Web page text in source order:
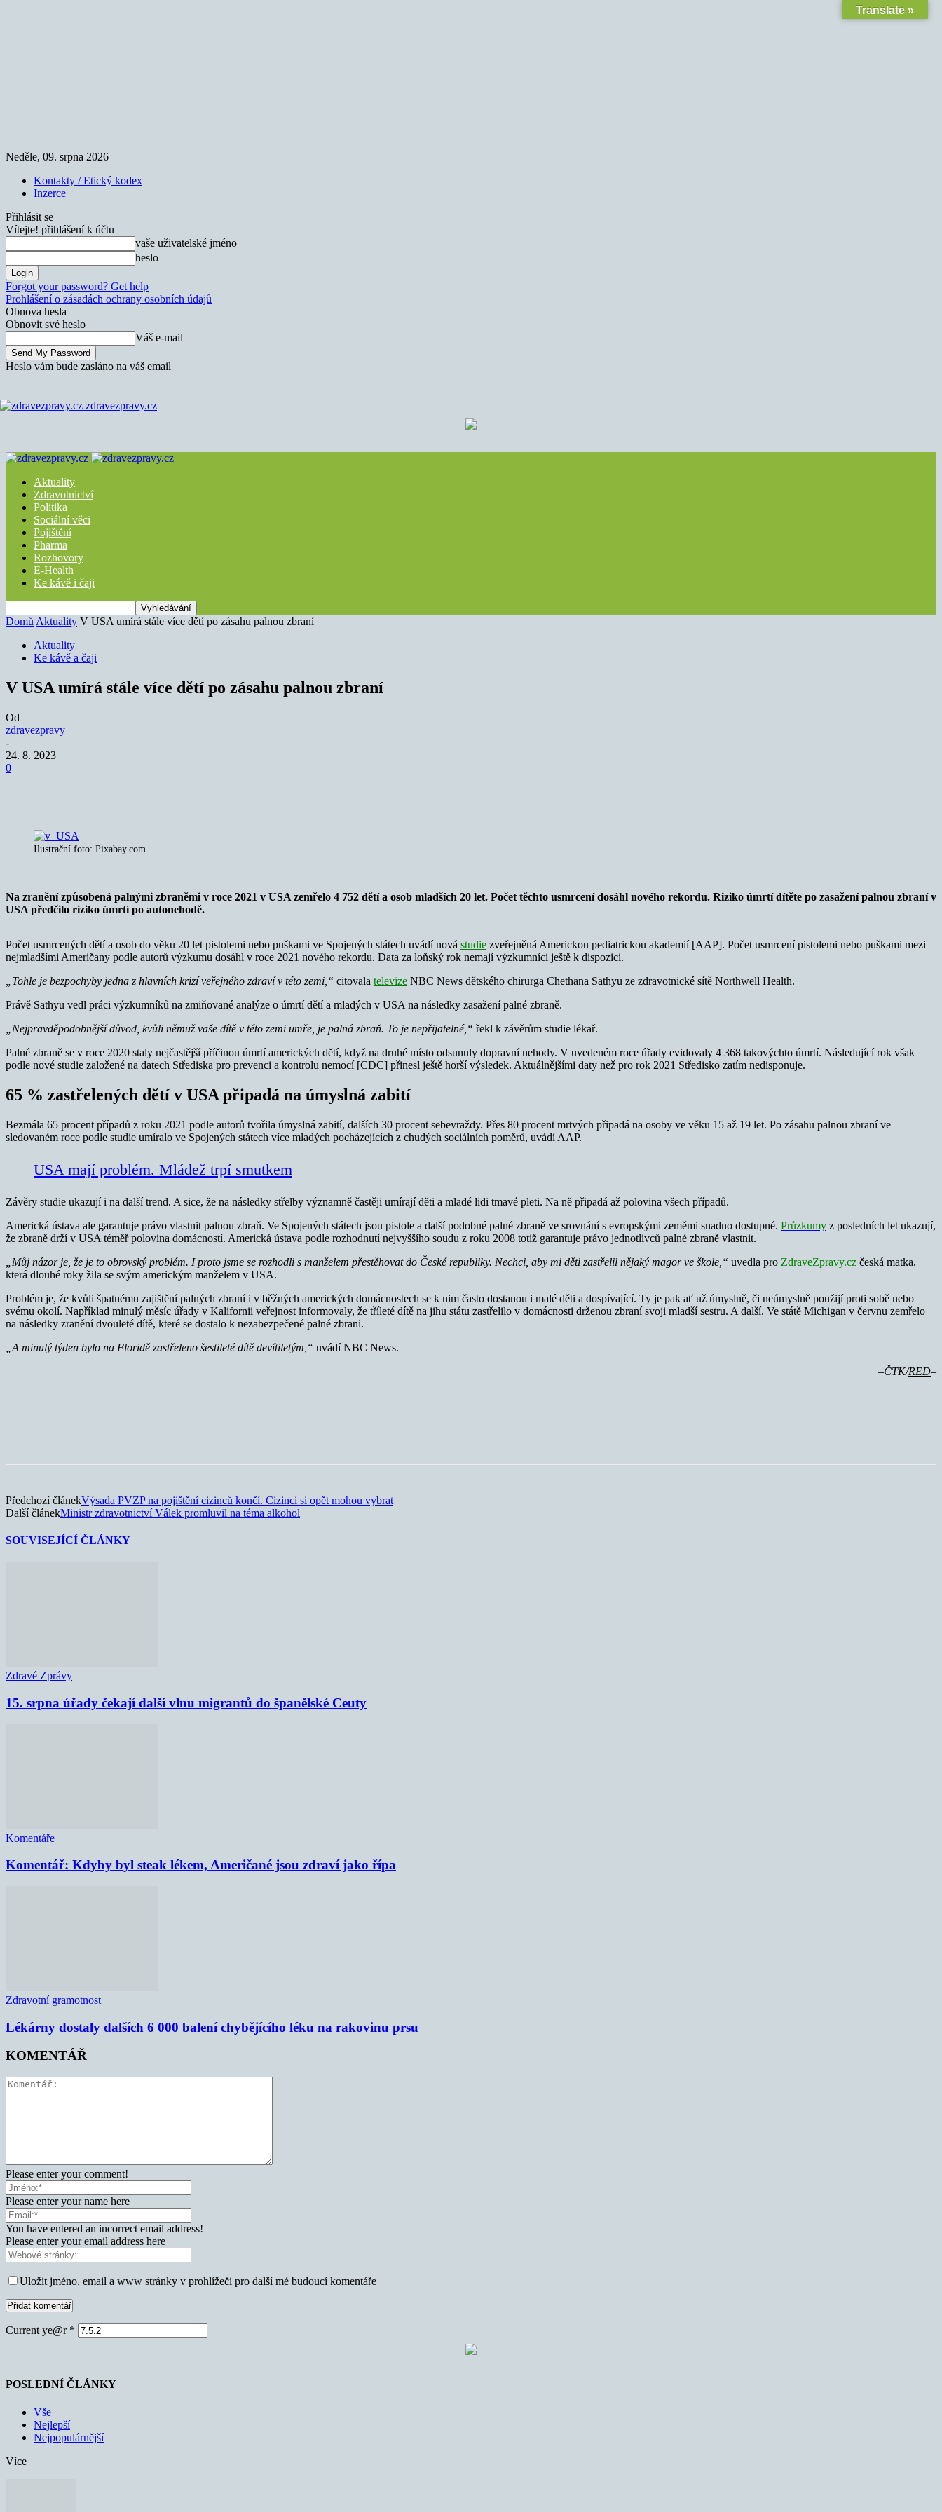
Neděle, 09. srpna 2026
Kontakty / Etický kodex
Inzerce
Přihlásit se
Vítejte! přihlášení k účtu
vaše uživatelské jméno
heslo
Forgot your password? Get help
Prohlášení o zásadách ochrany osobních údajů
Obnova hesla
Obnovit své heslo
Váš e-mail
Heslo vám bude zasláno na váš email
zdravezpravy.cz
Aktuality
Zdravotnictví
Politika
Sociální věci
Pojištění
Pharma
Rozhovory
E-Health
Ke kávě i čaji
Domů Aktuality V USA umírá stále více dětí po zásahu palnou zbraní
Aktuality
Ke kávě a čaji
V USA umírá stále více dětí po zásahu palnou zbraní
Od
zdravezpravy
-
24. 8. 2023
0
Ilustrační foto: Pixabay.com
Na zranění způsobená palnými zbraněmi v roce 2021 v USA zemřelo 4 752 dětí a osob mladších 20 let. Počet těchto usmrcení dosáhl nového rekordu. Riziko úmrtí dítěte po zasažení palnou zbraní v
USA předčilo riziko úmrtí po autonehodě.
Počet usmrcených dětí a osob do věku 20 let pistolemi nebo puškami ve Spojených státech uvádí nová studie zveřejněná Americkou pediatrickou akademií [AAP]. Počet usmrcení pistolemi nebo puškami mezi
nejmladšími Američany podle autorů výzkumu dosáhl v roce 2021 nového rekordu. Data za loňský rok nemají výzkumníci ještě k dispozici.
„Tohle je bezpochyby jedna z hlavních krizí veřejného zdraví v této zemi,“ citovala televize NBC News dětského chirurga Chethana Sathyu ze zdravotnické sítě Northwell Health.
Právě Sathyu vedl práci výzkumníků na zmiňované analýze o úmrtí dětí a mladých v USA na následky zasažení palné zbraně.
„Nejpravděpodobnější důvod, kvůli němuž vaše dítě v této zemi umře, je palná zbraň. To je nepřijatelné,“ řekl k závěrům studie lékař.
Palné zbraně se v roce 2020 staly nejčastější příčinou úmrtí amerických dětí, když na druhé místo odsunuly dopravní nehody. V uvedeném roce úřady evidovaly 4 368 takovýchto úmrtí. Následující rok však
podle nové studie založené na datech Střediska pro prevenci a kontrolu nemocí [CDC] přinesl ještě horší výsledek. Aktuálnějšími daty než pro rok 2021 Středisko zatím nedisponuje.
65 % zastřelených dětí v USA připadá na úmyslná zabití
Bezmála 65 procent případů z roku 2021 podle autorů tvořila úmyslná zabití, dalších 30 procent sebevraždy. Přes 80 procent mrtvých připadá na osoby ve věku 15 až 19 let. Po zásahu palnou zbraní ve
sledovaném roce podle studie umíralo ve Spojených státech více mladých pocházejících z chudých sociálních poměrů, uvádí AAP.
USA mají problém. Mládež trpí smutkem
Závěry studie ukazují i na další trend. A sice, že na následky střelby významně častěji umírají děti a mladé lidi tmavé pleti. Na ně připadá až polovina všech případů.
Americká ústava ale garantuje právo vlastnit palnou zbraň. Ve Spojených státech jsou pistole a další podobné palné zbraně ve srovnání s evropskými zeměmi snadno dostupné. Průzkumy z posledních let ukazují,
že zbraně drží v USA téměř polovina domácností. Americká ústava podle rozhodnutí nejvyššího soudu z roku 2008 totiž garantuje právo jednotlivců palné zbraně vlastnit.
„Můj názor je, že je to obrovský problém. I proto jsme se rozhodli s manželem přestěhovat do České republiky. Nechci, aby mi děti zastřelil nějaký magor ve škole,“ uvedla pro ZdraveZpravy.cz česká matka,
která dlouhé roky žila se svým americkým manželem v USA.
Problém je, že kvůli špatnému zajištění palných zbraní i v běžných amerických domácnostech se k nim často dostanou i malé děti a dospívající. Ty je pak ať už úmyslně, či neúmyslně použijí proti sobě nebo
svému okolí. Například minulý měsíc úřady v Kalifornii veřejnost informovaly, že tříleté dítě na jihu státu zastřelilo v domácnosti drženou zbraní svoji mladší sestru. A další. Ve státě Michigan v červnu zemřelo
na následky zranění dvouleté dítě, které se dostalo k nezabezpečené palné zbrani.
„A minulý týden bylo na Floridě zastřeleno šestileté dítě devítiletým,“ uvádí NBC News.
–ČTK/RED–
Předchozí článekVýsada PVZP na pojištění cizinců končí. Cizinci si opět mohou vybrat
Další článekMinistr zdravotnictví Válek promluvil na téma alkohol
SOUVISEJÍCÍ ČLÁNKY
Zdravé Zprávy
15. srpna úřady čekají další vlnu migrantů do španělské Ceuty
Komentáře
Komentář: Kdyby byl steak lékem, Američané jsou zdraví jako řípa
Zdravotní gramotnost
Lékárny dostaly dalších 6 000 balení chybějícího léku na rakovinu prsu
KOMENTÁŘ
Please enter your comment!
Please enter your name here
You have entered an incorrect email address!
Please enter your email address here
Uložit jméno, email a www stránky v prohlížeči pro další mé budoucí komentáře
Current ye@r *
POSLEDNÍ ČLÁNKY
Vše
Nejlepší
Nejpopulárnější
Více
Translate »